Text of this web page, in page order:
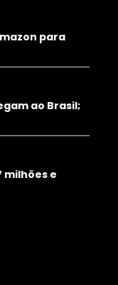
para
ao Brasil;
milhões e